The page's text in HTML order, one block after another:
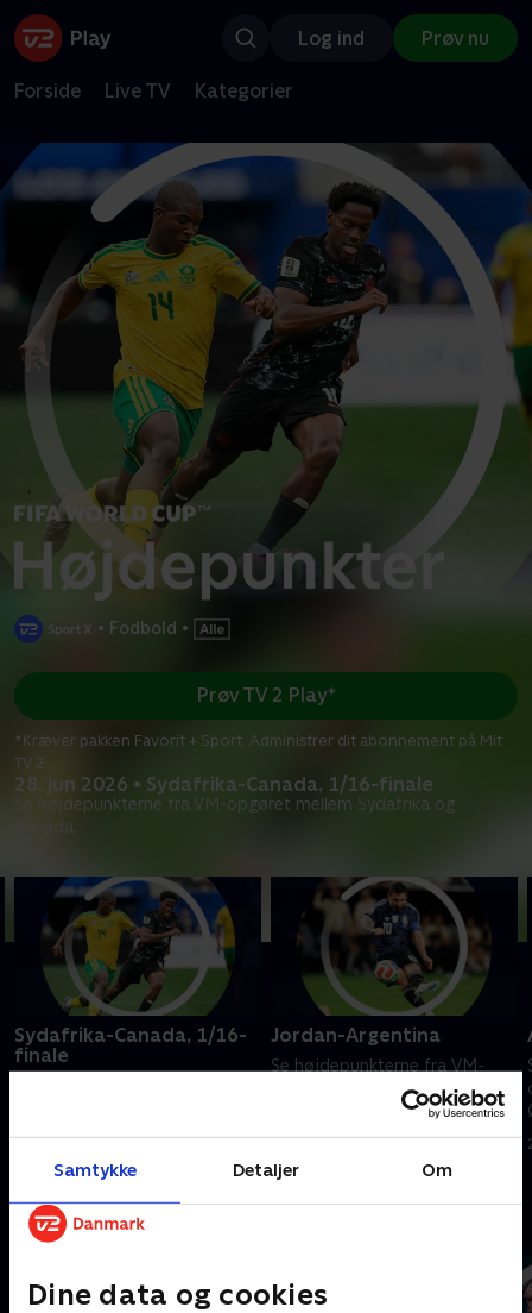
Samtykke Detaljer Om
Dine data og cookies
Log ind Prøv nu
Forside Live TV Kategorier
• Fodbold •
28. jun 2026 • Sydafrika-Canada, 1/16-finale
Se højdepunkterne fra VM-opgøret mellem Sydafrika og
Canada.
Prøv TV 2 Play*
*Kræver pakken Favorit + Sport. Administrer dit abonnement på Mit
TV 2.
Sydafrika-Canada, 1/16-
finale
28. juni 2026 • 5 min
Jordan-Argentina
Se højdepunkterne fra VM-
opgøret mellem Jordan og
28. juni 2026 • 5 min
Andre så også